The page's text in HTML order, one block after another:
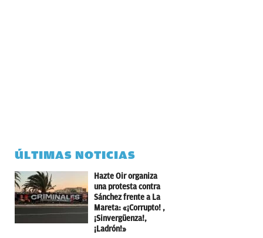
ÚLTIMAS NOTICIAS
Hazte Oir organiza
una protesta contra
Sánchez frente a La
Mareta: «¡Corrupto! ,
¡Sinvergüenza!,
¡Ladrón!»